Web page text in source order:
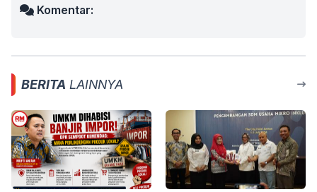
Komentar:
BERITA LAINNYA